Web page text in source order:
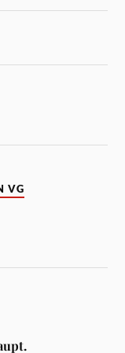
VG